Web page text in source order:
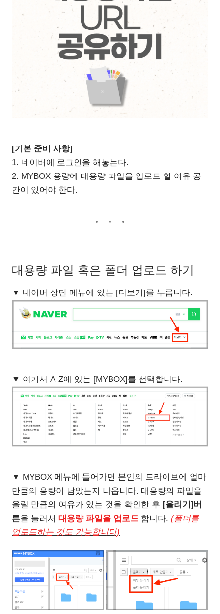
[기본 준비 사항]
1. 네이버에 로그인을 해놓는다.
2. MYBOX 용량에 대용량 파일을 업로드 할 여유 공
간이 있어야 한다.
대용량 파일 혹은 폴더 업로드 하기
▼ 네이버 상단 메뉴에 있는 [더보기]를 누릅니다.
▼ 여기서 A-Z에 있는 [MYBOX]를 선택합니다.
▼ MYBOX 메뉴에 들어가면 본인의 드라이브에 얼마
만큼의 용량이 남았는지 나옵니다. 대용량의 파일을
올릴 만큼의 여유가 있는 것을 확인한 후 [올리기]버
튼을 눌러서 대용량 파일을 업로드 합니다. (폴더를
업로드하는 것도 가능합니다)